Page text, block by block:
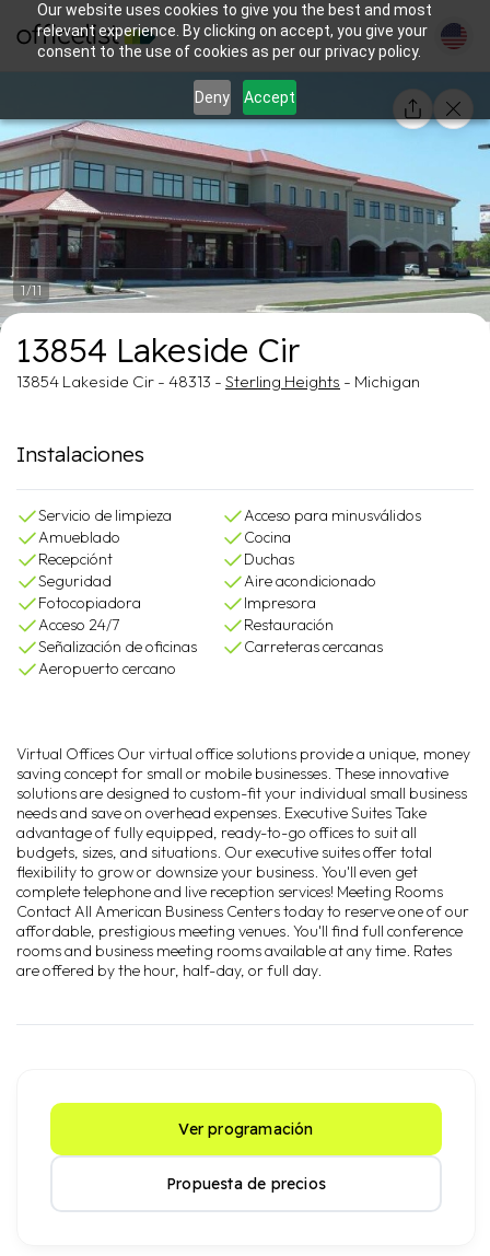
Our website uses cookies to give you the best and most
relevant experience. By clicking on accept, you give your
consent to the use of cookies as per our privacy policy.
Deny Accept
1/11
13854 Lakeside Cir
13854 Lakeside Cir - 48313 - Sterling Heights - Michigan
Instalaciones
Servicio de limpieza
Acceso para minusválidos
Amueblado
Cocina
Recepciónt
Duchas
Seguridad
Aire acondicionado
Fotocopiadora
Impresora
Acceso 24/7
Restauración
Señalización de oficinas
Carreteras cercanas
Aeropuerto cercano
Virtual Offices Our virtual office solutions provide a unique, money
saving concept for small or mobile businesses. These innovative
solutions are designed to custom-fit your individual small business
needs and save on overhead expenses. Executive Suites Take
advantage of fully equipped, ready-to-go offices to suit all
budgets, sizes, and situations. Our executive suites offer total
flexibility to grow or downsize your business. You'll even get
complete telephone and live reception services! Meeting Rooms
Contact All American Business Centers today to reserve one of our
affordable, prestigious meeting venues. You'll find full conference
rooms and business meeting rooms available at any time. Rates
are offered by the hour, half-day, or full day.
Ver programación
Propuesta de precios